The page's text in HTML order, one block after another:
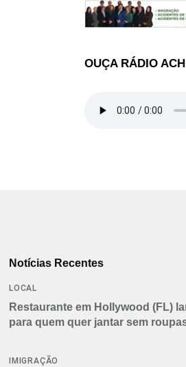
OUÇA RÁDIO
Notícias Recentes
LOCAL
Restaurante em Hollywood (FL)
para quem quer jantar sem
IMIGRAÇÃO